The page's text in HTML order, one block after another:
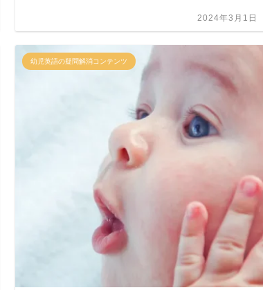
2024年3月1日
幼児英語の疑問解消コンテンツ